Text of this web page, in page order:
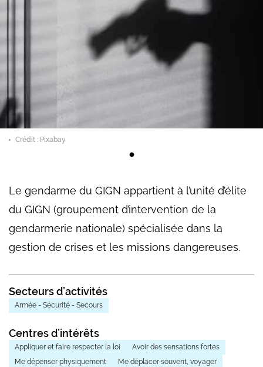
Crédit : Pixabay
Le gendarme du GIGN appartient à l’unité d’élite
du GIGN (groupement d’intervention de la
gendarmerie nationale) spécialisée dans la
gestion de crises et les missions dangereuses.
Secteurs d’activités
Armée - Sécurité - Secours
Centres d’intérêts
Appliquer et faire respecter la loi
Avoir des sensations fortes
Me dépenser physiquement
Me déplacer souvent, voyager